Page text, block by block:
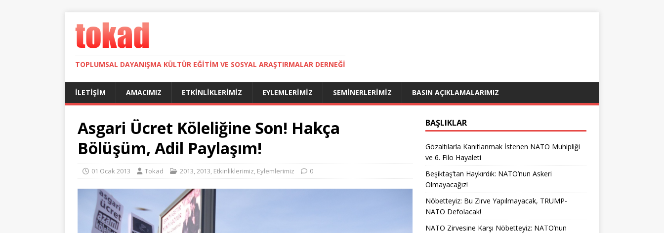
TOPLUMSAL DAYANIŞMA KÜLTÜR EĞITIM VE SOSYAL ARAŞTIRMALAR DERNEĞI
İLETIŞIM AMACIMIZ ETKINLIKLERIMIZ EYLEMLERIMIZ SEMINERLERIMIZ BASIN AÇIKLAMALARIMIZ
Asgari Ücret Köleliğine Son! Hakça
Bölüşüm, Adil Paylaşım!
01 Ocak 2013 Tokad 2013,2013, Etkinliklerimiz, Eylemlerimiz 0
BAŞLIKLAR
Gözaltılarla Kanıtlanmak İstenen NATO Muhipliği
ve 6. Filo Hayaleti
Beşiktaş’tan Haykırdık: NATO’nun Askeri
Olmayacağız!
Nöbetteyiz: Bu Zirve Yapılmayacak, TRUMP-
NATO Defolacak!
NATO Zirvesine Karşı Nöbetteyiz: NATO’nun